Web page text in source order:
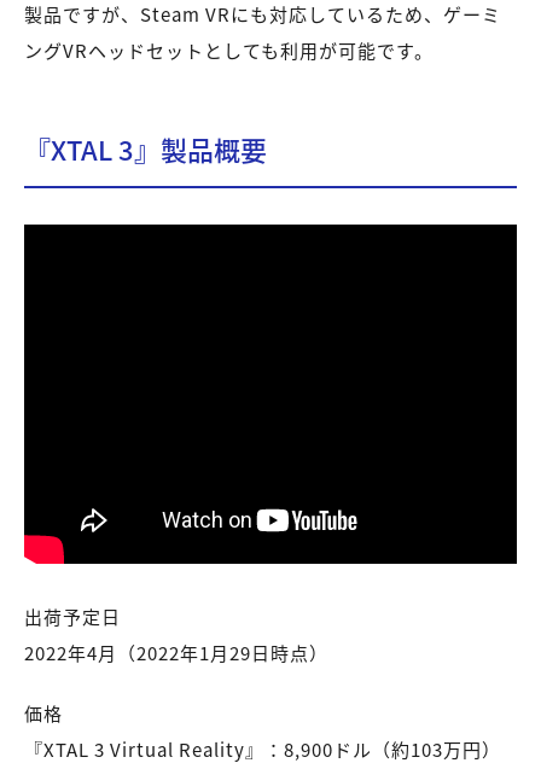
製品ですが、Steam VRにも対応しているため、ゲーミ
ングVRヘッドセットとしても利用が可能です。
『XTAL 3』製品概要
出荷予定日
2022年4月（2022年1月29日時点）
価格
『XTAL 3 Virtual Reality』：8,900ドル（約103万円）